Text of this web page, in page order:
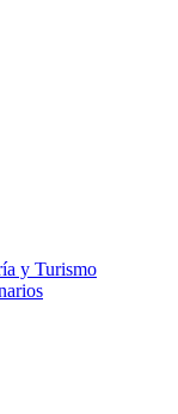
y Turismo